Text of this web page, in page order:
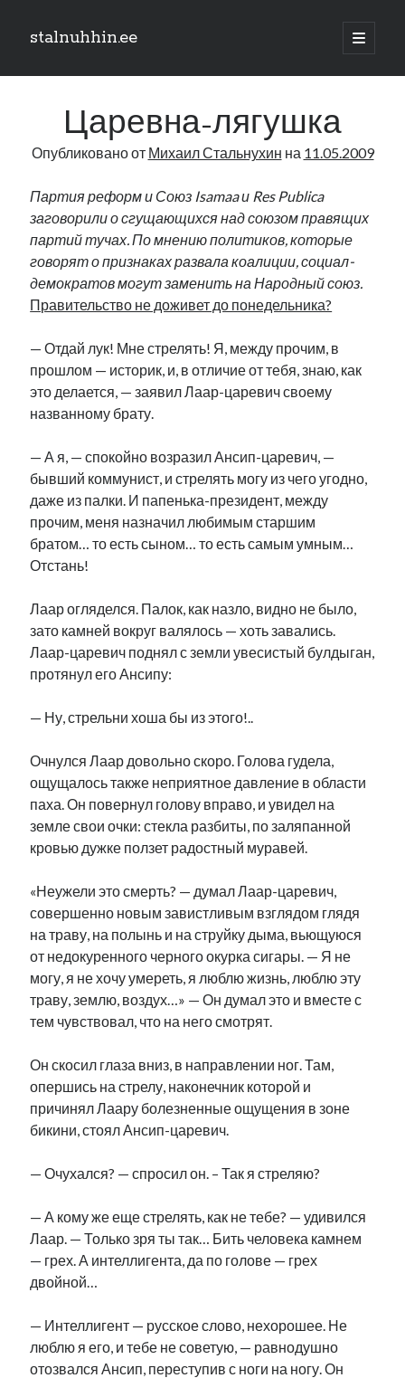
stalnuhhin.ee
отрыть
Боковая
панель
Рубрики
В мире
Интеграция
Интервью
Книга
Личное
Обзор прессы
Образование
Парламент и правительство
Фотографии
Эстония и Россия
Юмор
Метки
radio narva takinada андрус ансип
ансиппиада видео
в поисках здравого смысла выборы
катри райк кая каллас книга маська
памятники парад клоунов парламент партия поводырь
подкаст потеряны данные пресса программа
рийгикогу россия русский роман
русскоязычное образование сми ссср стенограмма
эстония эстонский язык
Михаил Стальнухин:
mstalnuhhin@gmail.com
Царевна-лягушка
Опубликовано от Михаил Стальнухин на 11.05.2009
Партия реформ и Союз Isamaa и Res Publica
заговорили о сгущающихся над союзом правящих
партий тучах. По мнению политиков, которые
говорят о признаках развала коалиции, социал-
демократов могут заменить на Народный союз.
Правительство не доживет до понедельника?
— Отдай лук! Мне стрелять! Я, между прочим, в
прошлом — историк, и, в отличие от тебя, знаю, как
это делается, — заявил Лаар-царевич своему
названному брату.
— А я, — спокойно возразил Ансип-царевич, —
бывший коммунист, и стрелять могу из чего угодно,
даже из палки. И папенька-президент, между
прочим, меня назначил любимым старшим
братом… то есть сыном… то есть самым умным…
Отстань!
Лаар огляделся. Палок, как назло, видно не было,
зато камней вокруг валялось — хоть завались.
Лаар-царевич поднял с земли увесистый булдыган,
протянул его Ансипу:
— Ну, стрельни хоша бы из этого!..
Очнулся Лаар довольно скоро. Голова гудела,
ощущалось также неприятное давление в области
паха. Он повернул голову вправо, и увидел на
земле свои очки: стекла разбиты, по заляпанной
кровью дужке ползет радостный муравей.
«Неужели это смерть? — думал Лаар-царевич,
совершенно новым завистливым взглядом глядя
на траву, на полынь и на струйку дыма, вьющуюся
от недокуренного черного окурка сигары. — Я не
могу, я не хочу умереть, я люблю жизнь, люблю эту
траву, землю, воздух…» — Он думал это и вместе с
тем чувствовал, что на него смотрят.
Он скосил глаза вниз, в направлении ног. Там,
опершись на стрелу, наконечник которой и
причинял Лаару болезненные ощущения в зоне
бикини, стоял Ансип-царевич.
— Очухался? — спросил он. – Так я стреляю?
— А кому же еще стрелять, как не тебе? — удивился
Лаар. — Только зря ты так… Бить человека камнем
— грех. А интеллигента, да по голове — грех
двойной…
— Интеллигент — русское слово, нехорошее. Не
люблю я его, и тебе не советую, — равнодушно
отозвался Ансип, переступив с ноги на ногу. Он